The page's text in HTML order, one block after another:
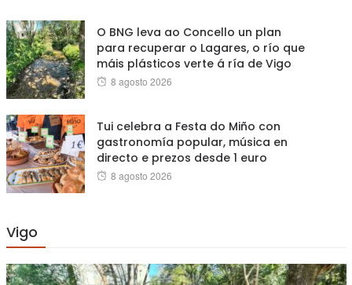
O BNG leva ao Concello un plan
para recuperar o Lagares, o río que
máis plásticos verte á ría de Vigo
Posted
8 agosto 2026
Tui celebra a Festa do Miño con
gastronomía popular, música en
directo e prezos desde 1 euro
Posted
8 agosto 2026
Vigo